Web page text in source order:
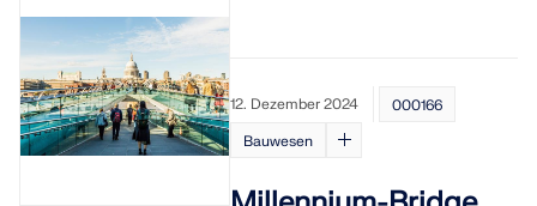
12. Dezember 2024
000166
Bauwesen